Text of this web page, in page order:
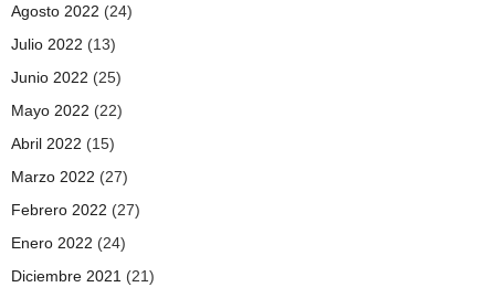
Agosto 2022 (24)
Julio 2022 (13)
Junio 2022 (25)
Mayo 2022 (22)
Abril 2022 (15)
Marzo 2022 (27)
Febrero 2022 (27)
Enero 2022 (24)
Diciembre 2021 (21)